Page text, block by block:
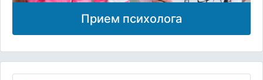
Прием психолога